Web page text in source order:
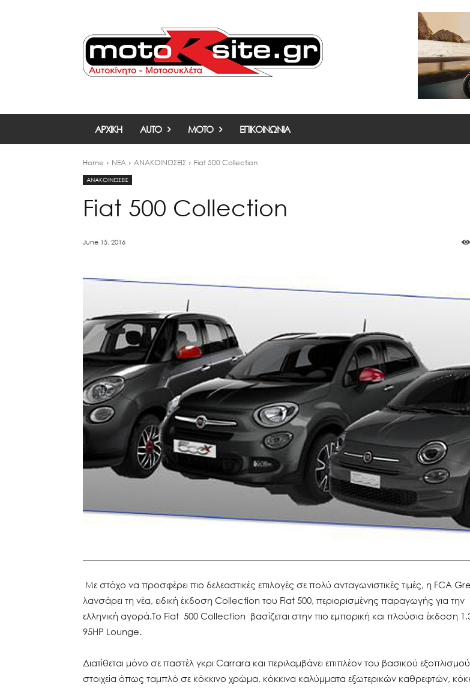
ΑΡΧΙΚΗ AUTO MOTO ΕΠΙΚΟΙΝΩΝΙΑ
Home ΝΕΑ ΑΝΑΚΟΙΝΩΣΕΙΣ Fiat 500 Collection
ΑΝΑΚΟΙΝΩΣΕΙΣ
Fiat 500 Collection
June 15, 2016
Με στόχο να προσφέρει πιο δελεαστικές επιλογές σε πολύ ανταγωνιστικές τιμές, η FCA
λανσάρει τη νέα, ειδική έκδοση Collection του Fiat 500, περιορισμένης παραγωγής για την
ελληνική αγορά.Το Fiat 500 Collection βασίζεται στην πιο εμπορική και πλούσια έκδοση
95HP Lounge.
Διατίθεται μόνο σε παστέλ γκρι Carrara και περιλαμβάνει επιπλέον του βασικού
στοιχεία όπως ταμπλό σε κόκκινο χρώμα, κόκκινα καλύμματα εξωτερικών καθρεφτών,